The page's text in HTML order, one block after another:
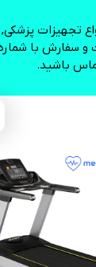
تجهیزات پزشکی,
و سفارش با
باشید.